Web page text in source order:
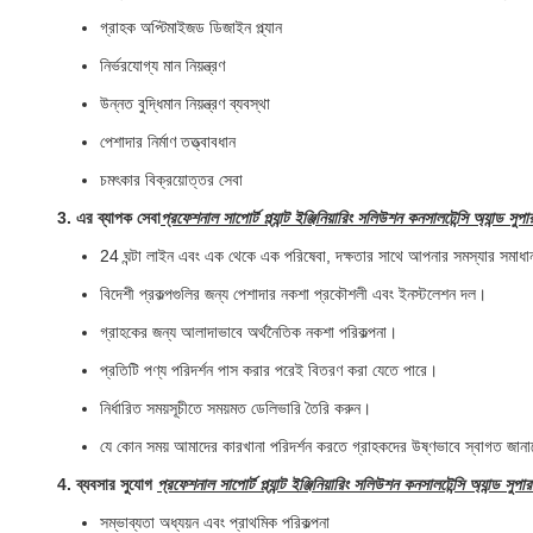
গ্রাহক অপ্টিমাইজড ডিজাইন প্ল্যান
নির্ভরযোগ্য মান নিয়ন্ত্রণ
উন্নত বুদ্ধিমান নিয়ন্ত্রণ ব্যবস্থা
পেশাদার নির্মাণ তত্ত্বাবধান
চমৎকার বিক্রয়োত্তর সেবা
3. এর ব্যাপক সেবাপ্রফেশনাল সাপোর্ট প্ল্যান্ট ইঞ্জিনিয়ারিং সলিউশন কনসালটেন্সি অ্যান্ড
24 ঘন্টা লাইন এবং এক থেকে এক পরিষেবা, দক্ষতার সাথে আপনার সমস্যার
বিদেশী প্রকল্পগুলির জন্য পেশাদার নকশা প্রকৌশলী এবং ইনস্টলেশন দল।
গ্রাহকের জন্য আলাদাভাবে অর্থনৈতিক নকশা পরিকল্পনা।
প্রতিটি পণ্য পরিদর্শন পাস করার পরেই বিতরণ করা যেতে পারে।
নির্ধারিত সময়সূচীতে সময়মত ডেলিভারি তৈরি করুন।
যে কোন সময় আমাদের কারখানা পরিদর্শন করতে গ্রাহকদের উষ্ণভাবে স্বাগত
4. ব্যবসার সুযোগ প্রফেশনাল সাপোর্ট প্ল্যান্ট ইঞ্জিনিয়ারিং সলিউশন কনসালটেন্সি অ্যান্ড
সম্ভাব্যতা অধ্যয়ন এবং প্রাথমিক পরিকল্পনা